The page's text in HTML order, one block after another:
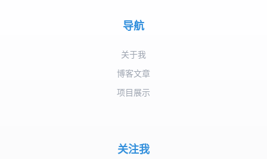
导航
关于我
博客文章
项目展示
关注我